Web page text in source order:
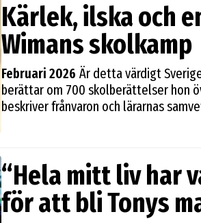
Kärlek, ilska och
Wimans skolkamp
Februari 2026 Är detta värdigt
berättar om 700 skolberättelser hon
beskriver frånvaron och lärarnas
“Hela mitt liv har
för att bli Tonys